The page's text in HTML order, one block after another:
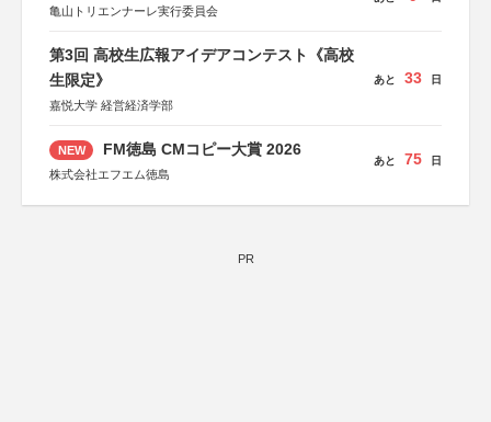
亀山トリエンナーレ実行委員会
第3回 高校生広報アイデアコンテスト《高校
生限定》
嘉悦大学 経営経済学部
あと 33 日
NEW FM徳島 CMコピー大賞 2026
株式会社エフエム徳島
あと 75 日
PR